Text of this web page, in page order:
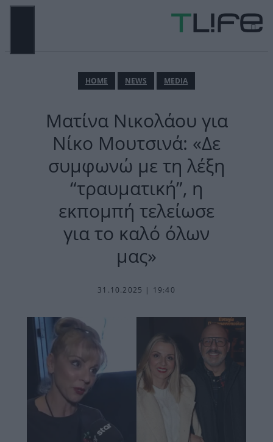
Μετάβαση
ΗΟΜΕ NEWS MEDIA
Ματίνα Νικολάου για
Νίκο Μουτσινά: «Δε
συμφωνώ με τη λέξη
“τραυματική”, η
εκπομπή τελείωσε
για το καλό όλων
μας»
31.10.2025 | 19:40